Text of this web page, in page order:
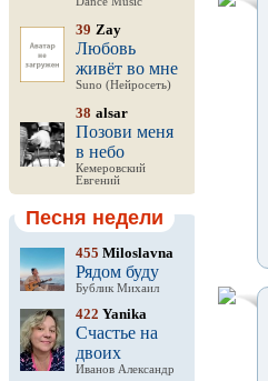
39 Zay
Любовь
живёт во мне
Suno (Нейросеть)
38 alsar
Позови меня
в небо
Кемеровский
Евгений
Песня недели
455 Miloslavna
Рядом буду
Бублик Михаил
422 Yanika
Счастье на
двоих
Иванов Александр